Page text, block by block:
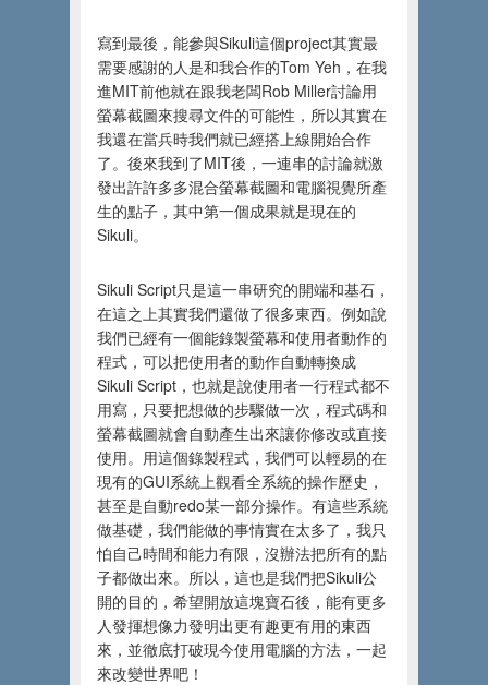
寫到最後，能參與Sikuli這個project其實最
需要感謝的人是和我合作的Tom Yeh，在我
進MIT前他就在跟我老闆Rob Miller討論用
螢幕截圖來搜尋文件的可能性，所以其實在
我還在當兵時我們就已經搭上線開始合作
了。後來我到了MIT後，一連串的討論就激
發出許許多多混合螢幕截圖和電腦視覺所產
生的點子，其中第一個成果就是現在的
Sikuli。
Sikuli Script只是這一串研究的開端和基石，
在這之上其實我們還做了很多東西。例如說
我們已經有一個能錄製螢幕和使用者動作的
程式，可以把使用者的動作自動轉換成
Sikuli Script，也就是說使用者一行程式都不
用寫，只要把想做的步驟做一次，程式碼和
螢幕截圖就會自動產生出來讓你修改或直接
使用。用這個錄製程式，我們可以輕易的在
現有的GUI系統上觀看全系統的操作歷史，
甚至是自動redo某一部分操作。有這些系統
做基礎，我們能做的事情實在太多了，我只
怕自己時間和能力有限，沒辦法把所有的點
子都做出來。所以，這也是我們把Sikuli公
開的目的，希望開放這塊寶石後，能有更多
人發揮想像力發明出更有趣更有用的東西
來，並徹底打破現今使用電腦的方法，一起
來改變世界吧！